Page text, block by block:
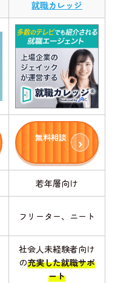
就職カレッジ
無料相談
若年層向け
フリーター、ニート
社会人未経験者向け
の充実した就職サポ
ート